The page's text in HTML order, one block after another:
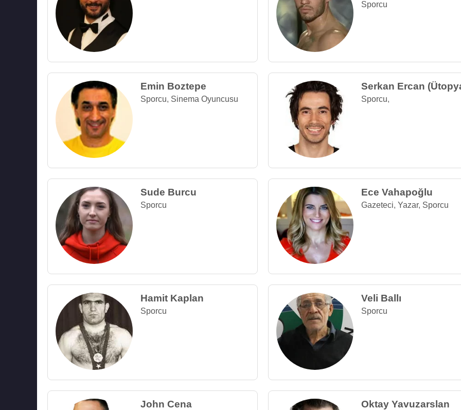
Sporcu
Emin Boztepe
Sporcu, Sinema Oyuncusu
Serkan Ercan
Sporcu,
Sude Burcu
Sporcu
Ece Vahapoğlu
Gazeteci,Yazar, Sporcu
Hamit Kaplan
Sporcu
Veli Ballı
Sporcu
John Cena Oktay Yavuzarslan